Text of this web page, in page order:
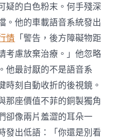
疑的白色粉末。何手殘深
。他的車載語音系統發出
情 「警告，後方障礙物距
考慮放棄治療。」他忽略
他最討厭的不是語音系
時刻自動收折的後視鏡。
那座價值不菲的銅製獨角
卻像兩片羞澀的耳朵一
發出低語：「你還是別看